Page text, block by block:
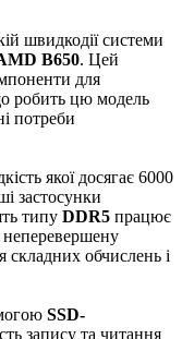
швидкодії системи
B650. Цей
для
робить цю модель
потреби
якої досягає 6000
застосунки
типу DDR5 працює
складних обчислень і
SSD-
запису та читання